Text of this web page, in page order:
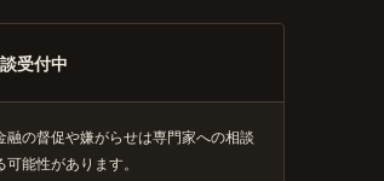
受付中
融の督促や嫌がらせは専門家への相談
能性があります。